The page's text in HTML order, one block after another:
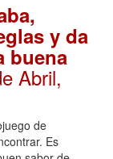
y da
buena
Abril,
de
Es